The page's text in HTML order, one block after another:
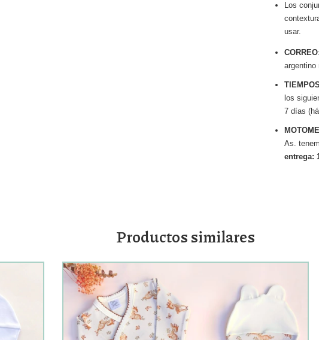
Los
usar.
CORREO
argentino
los
7 días
As.
entrega:
Productos similares